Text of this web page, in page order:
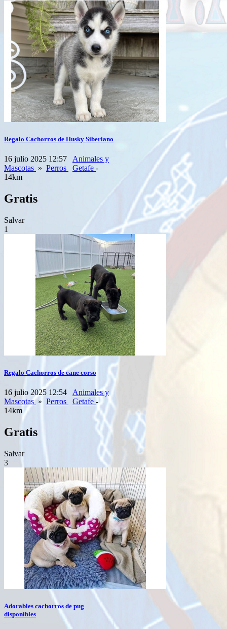
Regalo Cachorros de Husky Siberiano
16 julio 2025 12:57
Animales y
Mascotas » Perros Getafe -
14km
Gratis
Salvar
1
Regalo Cachorros de cane corso
16 julio 2025 12:54
Animales y
Mascotas» Perros Getafe -
14km
Gratis
Salvar
3
Adorables cachorros de pug
disponibles